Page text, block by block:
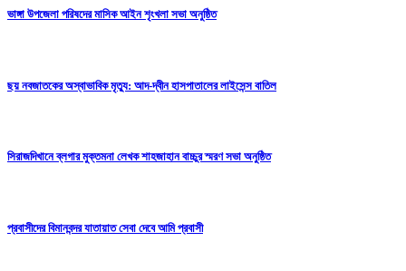
ভাঙ্গা উপজেলা পরিষদের মাসিক আইন শৃংখলা সভা অনুষ্ঠিত
ছয় নবজাতকের অস্বাভাবিক মৃত্যু: আদ-দ্বীন হাসপাতালের লাইসেন্স বাতিল
সিরাজদিখানে ব্লগার মুক্তমনা লেখক শাহজাহান বাচ্চুর স্মরণ সভা অনুষ্ঠিত
প্রবাসীদের বিমানবন্দর যাতায়াত সেবা দেবে আমি প্রবাসী